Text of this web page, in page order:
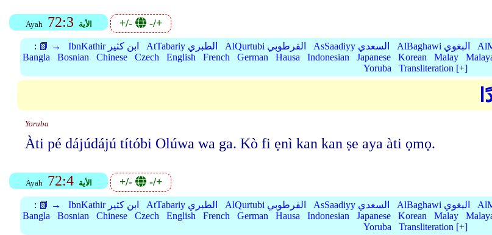
Ayah 72:3 الأية +/- -/+
: 📗 → IbnKathir ابن كثير AtTabariy الطبري AlQurtubi القرطوبي AsSaadiyy السعدي AlBaghawi البغوي
Bangla
Bosnian Chinese Czech English French German Hausa Indonesian Japanese Korean Malay
Yoruba
Transliteration [+]
Yoruba
Àti pé dájúdájú títóbi Olúwa wa ga. Kò fi ẹnì kan kan ṣe aya àti ọmọ.
Ayah 72:4 الأية +/- -/+
: 📗 → IbnKathir ابن كثير AtTabariy الطبري AlQurtubi القرطوبي AsSaadiyy السعدي AlBaghawi البغوي
Bangla
Bosnian Chinese Czech English French German Hausa Indonesian Japanese Korean Malay
Yoruba
Transliteration [+]